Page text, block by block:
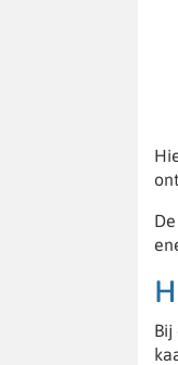
Bij